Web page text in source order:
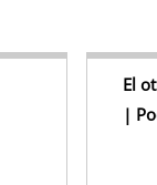
El
|